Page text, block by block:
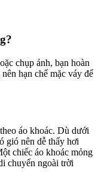
chụp ảnh, bạn hoàn
hạn chế mặc váy để
áo khoác. Dù dưới
gió nên dễ thấy hơi
chiếc áo khoác mỏng
chuyển ngoài trời